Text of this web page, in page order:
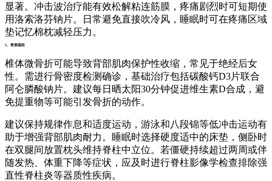
显著。冲击波治疗能有效松解粘连筋膜，疼痛剧烈时可短期使
用洛索洛芬钠片。日常避免直接吹冷风，睡眠时可在疼痛区域
垫记忆棉枕减轻压力。
5、骨质疏松
椎体微骨折可能导致背部肌肉保护性收缩，常见于绝经后女
性。需进行骨密度检测确诊，基础治疗包括碳酸钙D3片联合
阿仑膦酸钠片。建议每日晒太阳30分钟促进维生素D合成，避
免提重物等可能引发骨折的动作。
建议保持规律作息和适度运动，游泳和八段锦等低冲击运动有
助于增强背部肌肉耐力。睡眠时选择硬度适中的床垫，侧卧时
在双腿间放置枕头维持脊柱中立位。若僵硬持续超过两周或伴
随发热、体重下降等症状，应及时进行脊柱影像学检查排除强
直性脊柱炎等器质性疾病。